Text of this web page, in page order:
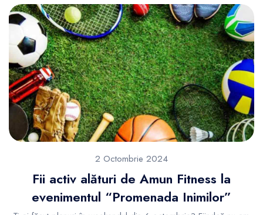
2 Octombrie 2024
Fii activ alături de Amun Fitness la
evenimentul “Promenada Inimilor”